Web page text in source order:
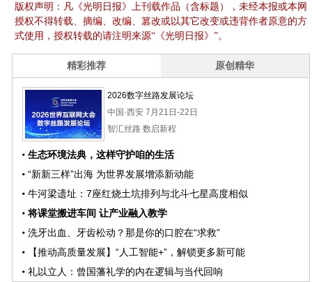
版权声明：凡《光明日报》上刊载作品（含标题），未经本报或本网
授权不得转载、摘编、改编、篡改或以其它改变或违背作者原意的方
式使用，授权转载的请注明来源“《光明日报》”。